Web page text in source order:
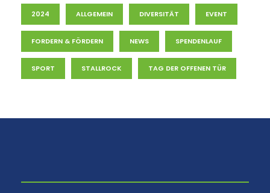
2024 ALLGEMEIN DIVERSITÄT EVENT
FORDERN & FÖRDERN NEWS SPENDENLAUF
SPORT STALLROCK TAG DER OFFENEN TÜR